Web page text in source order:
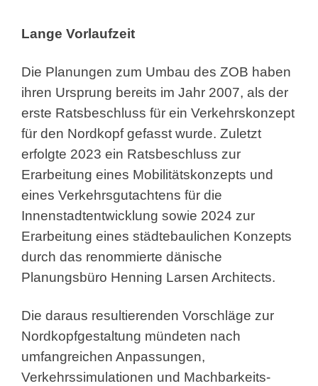
Lange Vorlaufzeit
Die Planungen zum Umbau des ZOB haben
ihren Ursprung bereits im Jahr 2007, als der
erste Ratsbeschluss für ein Verkehrskonzept
für den Nordkopf gefasst wurde. Zuletzt
erfolgte 2023 ein Ratsbeschluss zur
Erarbeitung eines Mobilitätskonzepts und
eines Verkehrsgutachtens für die
Innenstadtentwicklung sowie 2024 zur
Erarbeitung eines städtebaulichen Konzepts
durch das renommierte dänische
Planungsbüro Henning Larsen Architects.
Die daraus resultierenden Vorschläge zur
Nordkopfgestaltung mündeten nach
umfangreichen Anpassungen,
Verkehrssimulationen und Machbarkeits-